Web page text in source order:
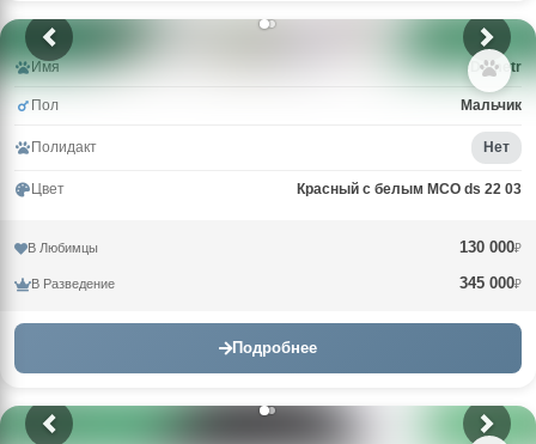
Имя Demetr
Пол Мальчик
Полидакт Нет
Цвет Красный с белым MCO ds 22 03
В Любимцы 130 000₽
В Разведение 345 000₽
Подробнее